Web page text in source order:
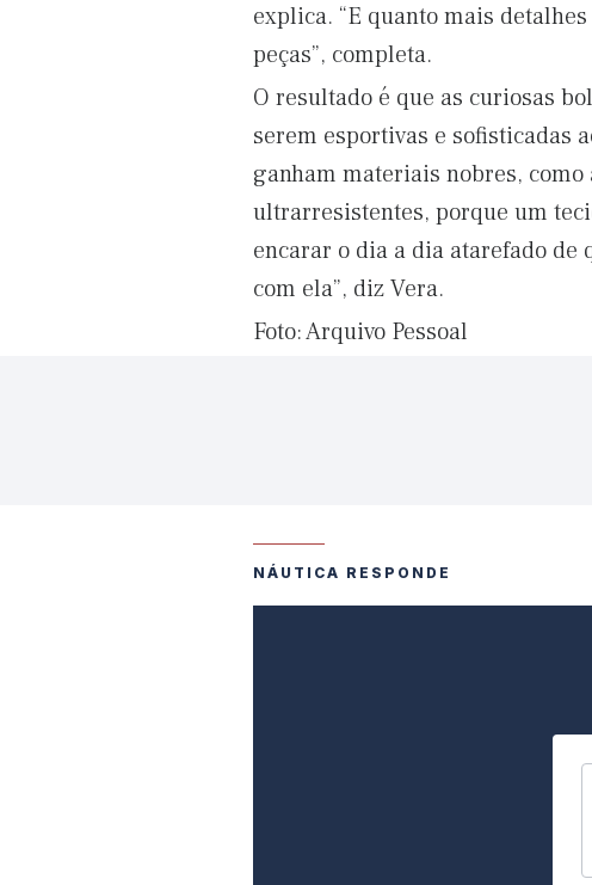
explica. “E quanto mais
peças”, completa.
O resultado é que as curiosas
serem esportivas e sofisticadas
ganham materiais nobres,
ultrarresistentes, porque um
encarar o dia a dia atarefado de
com ela”, diz Vera.
Foto: Arquivo Pessoal
NÁUTICA RESPONDE